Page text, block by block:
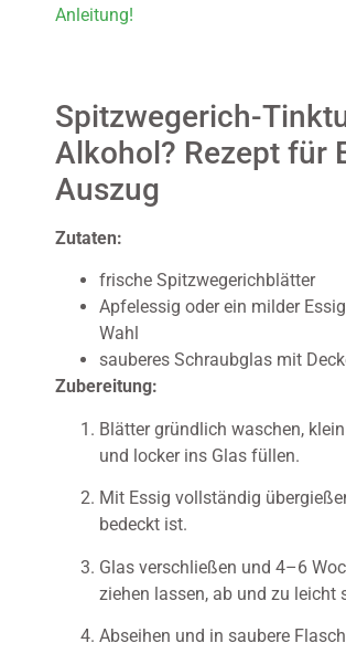
Anleitung!
Spitzwegerich-
Alkohol? Rezept für
Auszug
Zutaten:
frische Spitzwegerichblätter
Apfelessig oder ein milder
Wahl
sauberes Schraubglas mit
Zubereitung:
Blätter gründlich waschen,
und locker ins Glas füllen.
Mit Essig vollständig
bedeckt ist.
Glas verschließen und 4–6
ziehen lassen, ab und zu leicht
Abseihen und in saubere